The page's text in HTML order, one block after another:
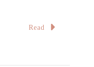
Read